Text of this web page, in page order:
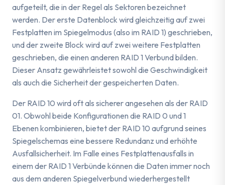
aufgeteilt, die in der Regel als Sektoren bezeichnet
werden. Der erste Datenblock wird gleichzeitig auf zwei
Festplatten im Spiegelmodus (also im RAID 1) geschrieben,
und der zweite Block wird auf zwei weitere Festplatten
geschrieben, die einen anderen RAID 1 Verbund bilden.
Dieser Ansatz gewährleistet sowohl die Geschwindigkeit
als auch die Sicherheit der gespeicherten Daten.
Der RAID 10 wird oft als sicherer angesehen als der RAID
01. Obwohl beide Konfigurationen die RAID 0 und 1
Ebenen kombinieren, bietet der RAID 10 aufgrund seines
Spiegelschemas eine bessere Redundanz und erhöhte
Ausfallsicherheit. Im Falle eines Festplattenausfalls in
einem der RAID 1 Verbünde können die Daten immer noch
aus dem anderen Spiegelverbund wiederhergestellt